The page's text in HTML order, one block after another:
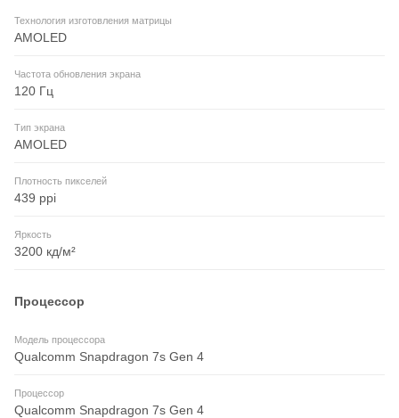
Технология изготовления матрицы
AMOLED
Частота обновления экрана
120 Гц
Тип экрана
AMOLED
Плотность пикселей
439 ppi
Яркость
3200 кд/м²
Процессор
Модель процессора
Qualcomm Snapdragon 7s Gen 4
Процессор
Qualcomm Snapdragon 7s Gen 4